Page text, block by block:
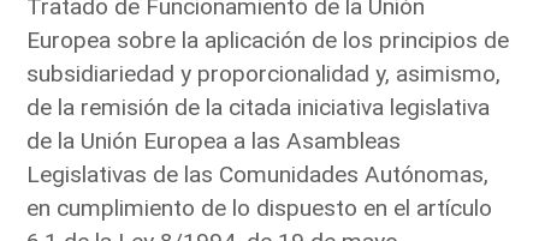
Tratado de Funcionamiento de la Unión
Europea sobre la aplicación de los principios de
subsidiariedad y proporcionalidad y, asimismo,
de la remisión de la citada iniciativa legislativa
de la Unión Europea a las Asambleas
Legislativas de las Comunidades Autónomas,
en cumplimiento de lo dispuesto en el artículo